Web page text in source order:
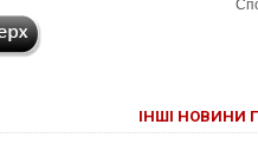
ІНШІ НОВИНИ